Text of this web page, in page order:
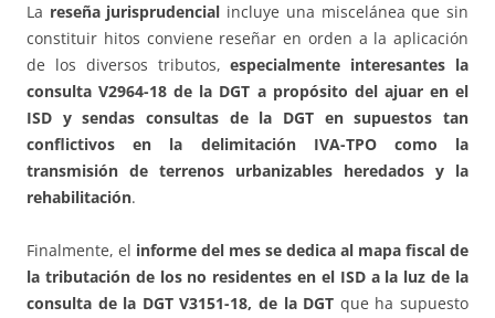
La reseña jurisprudencial incluye una miscelánea que sin
constituir hitos conviene reseñar en orden a la aplicación
de los diversos tributos,especialmente interesantes la
consulta V2964-18 de la DGT a propósito del ajuar en el
ISD y sendas consultas de la DGT en supuestos tan
conflictivos en la delimitación IVA-TPO como la
transmisión de terrenos urbanizables heredados y la
rehabilitación.
Finalmente, el informe del mes se dedica al mapa fiscal de
la tributación de los no residentes en el ISD a la luz de la
consulta de la DGT V3151-18, de la DGT que ha supuesto